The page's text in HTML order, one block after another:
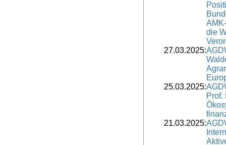
die
27.03.2025:
25.03.2025:
Prof.
21.03.2025: